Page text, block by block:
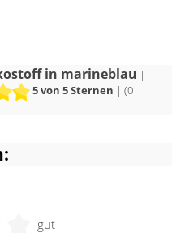
in marineblau |
5von 5 Sternen | (0
gut